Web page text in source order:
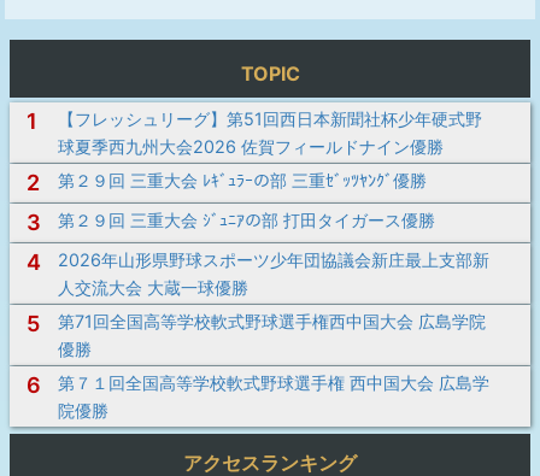
TOPIC
1
【フレッシュリーグ】第51回西日本新聞社杯少年硬式野
球夏季西九州大会2026 佐賀フィールドナイン優勝
2 第２９回 三重大会 ﾚｷﾞｭﾗｰの部 三重ｾﾞｯﾂﾔﾝｸﾞ優勝
3 第２９回 三重大会 ｼﾞｭﾆｱの部 打田タイガース優勝
4
2026年山形県野球スポーツ少年団協議会新庄最上支部新
人交流大会 大蔵一球優勝
5
第71回全国高等学校軟式野球選手権西中国大会 広島学院
優勝
6
第７１回全国高等学校軟式野球選手権 西中国大会 広島学
院優勝
アクセスランキング